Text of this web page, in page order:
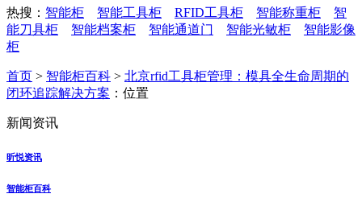
热搜： 智能柜 智能工具柜 RFID工具柜 智能称重柜
智
能刀具柜
智能档案柜 智能通道门 智能光敏柜
智能影像
柜
首页 > 智能柜百科 > 北京rfid工具柜管理：模具全生命周期的
闭环追踪解决方案 ：位置
新闻资讯
昕悦资讯
智能柜百科